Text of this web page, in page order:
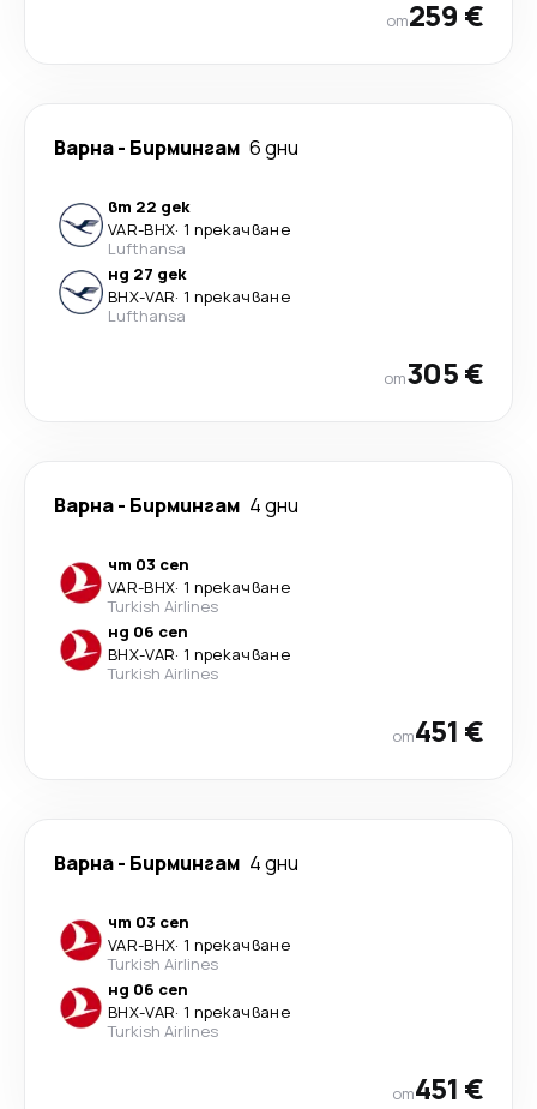
от259 €
Варна- Бирмингам 6 дни
вт 22 дек
VAR-BHX· 1 прекачване
Lufthansa
нд 27 дек
BHX-VAR· 1 прекачване
Lufthansa
от305 €
Варна- Бирмингам 4 дни
чт 03 сеп
VAR-BHX· 1 прекачване
Turkish Airlines
нд 06 сеп
BHX-VAR· 1 прекачване
Turkish Airlines
от451 €
Варна- Бирмингам 4 дни
чт 03 сеп
VAR-BHX· 1 прекачване
Turkish Airlines
нд 06 сеп
BHX-VAR· 1 прекачване
Turkish Airlines
от451 €